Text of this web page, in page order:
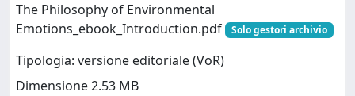
The Philosophy of Environmental
Emotions_ebook_Introduction.pdf
Solo gestori archivio
Tipologia: versione editoriale (VoR)
Dimensione 2.53 MB